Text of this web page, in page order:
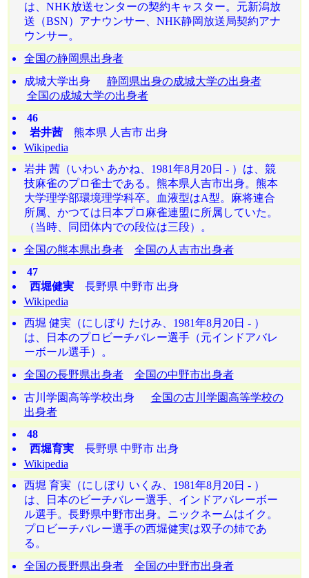
は、NHK放送センターの契約キャスター。元新潟放
送（BSN）アナウンサー、NHK静岡放送局契約アナ
ウンサー。
全国の静岡県出身者
成城大学出身 静岡県出身の成城大学の出身者
全国の成城大学の出身者
46
岩井茜熊本県 人吉市 出身
Wikipedia
岩井 茜（いわい あかね、1981年8月20日 - ）は、競
技麻雀のプロ雀士である。熊本県人吉市出身。熊本
大学理学部環境理学科卒。血液型はA型。麻将連合
所属、かつては日本プロ麻雀連盟に所属していた。
（当時、同団体内での段位は三段）。
全国の熊本県出身者
全国の人吉市出身者
47
西堀健実長野県 中野市 出身
Wikipedia
西堀 健実（にしぼり たけみ、1981年8月20日 - ）
は、日本のプロビーチバレー選手（元インドアバレ
ーボール選手）。
全国の長野県出身者
全国の中野市出身者
古川学園高等学校出身 全国の古川学園高等学校の
出身者
48
西堀育実長野県 中野市 出身
Wikipedia
西堀 育実（にしぼり いくみ、1981年8月20日 - ）
は、日本のビーチバレー選手、インドアバレーボー
ル選手。長野県中野市出身。ニックネームはイク。
プロビーチバレー選手の西堀健実は双子の姉であ
る。
全国の長野県出身者
全国の中野市出身者